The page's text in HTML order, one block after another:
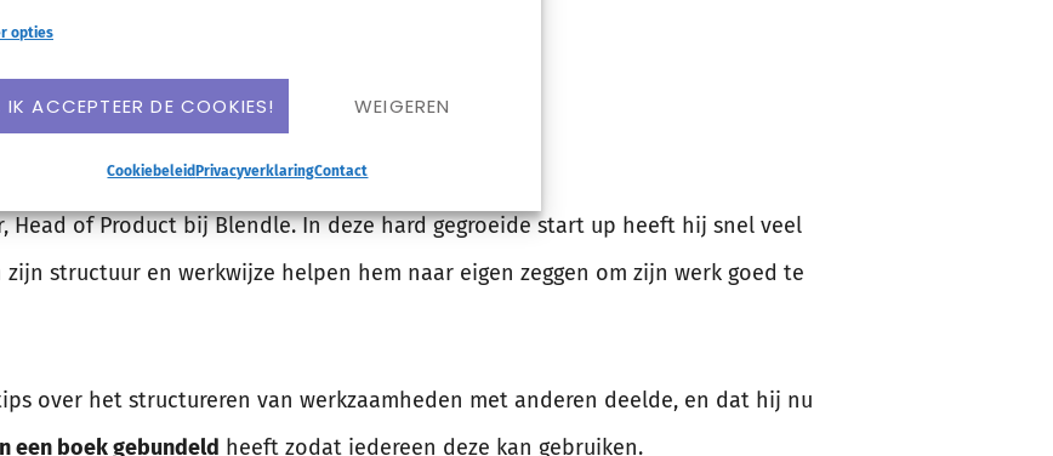
opties
ACCEPTEER DE COOKIES! WEIGEREN
Cookiebeleid PrivacyverklaringContact
eigenlijk over?
Head of Product bij Blendle. In deze hard gegroeide start up heeft hij snel veel
structuur en werkwijze helpen hem naar eigen zeggen om zijn werk goed te
over het structureren van werkzaamheden met anderen deelde, en dat hij nu
een boek gebundeld heeft zodat iedereen deze kan gebruiken.